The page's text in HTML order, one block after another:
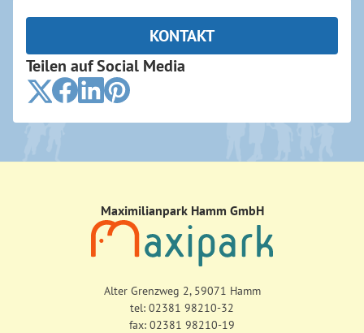
KONTAKT
Teilen auf Social Media
Maximilianpark Hamm GmbH
Alter Grenzweg 2, 59071 Hamm
tel: 02381 98210-32
fax: 02381 98210-19